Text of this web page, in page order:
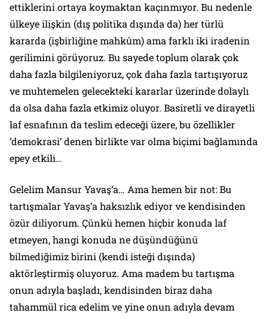
ettiklerini ortaya koymaktan kaçınmıyor. Bu nedenle
ülkeye ilişkin (dış politika dışında da) her türlü
kararda (işbirliğine mahkûm) ama farklı iki iradenin
gerilimini görüyoruz. Bu sayede toplum olarak çok
daha fazla bilgileniyoruz, çok daha fazla tartışıyoruz
ve muhtemelen gelecekteki kararlar üzerinde dolaylı
da olsa daha fazla etkimiz oluyor. Basiretli ve dirayetli
laf esnafının da teslim edeceği üzere, bu özellikler
‘demokrasi’ denen birlikte var olma biçimi bağlamında
epey etkili…
Gelelim Mansur Yavaş’a… Ama hemen bir not: Bu
tartışmalar Yavaş’a haksızlık ediyor ve kendisinden
özür diliyorum. Çünkü hemen hiçbir konuda laf
etmeyen, hangi konuda ne düşündüğünü
bilmediğimiz birini (kendi isteği dışında)
aktörleştirmiş oluyoruz. Ama madem bu tartışma
onun adıyla başladı, kendisinden biraz daha
tahammül rica edelim ve yine onun adıyla devam